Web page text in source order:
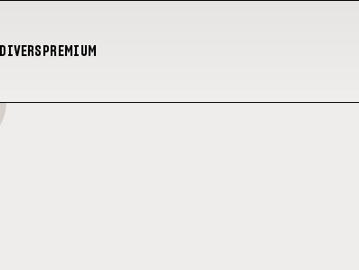
DIVERS PREMIUM